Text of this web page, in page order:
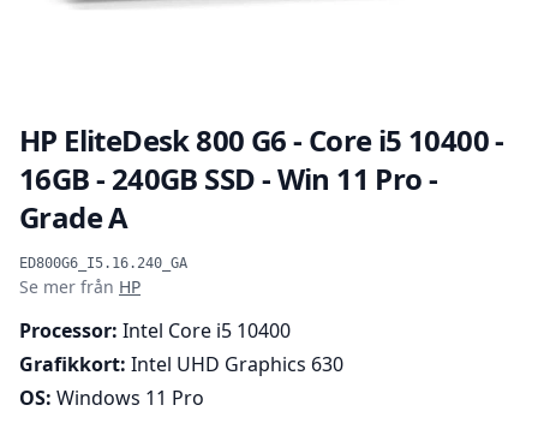
HP EliteDesk 800 G6 - Core i5 10400 -
16GB - 240GB SSD - Win 11 Pro -
Grade A
ED800G6_I5.16.240_GA
Produktinformation
Se mer från HP
Processor: Intel Core i5 10400
Grafikkort: Intel UHD Graphics 630
OS: Windows 11 Pro